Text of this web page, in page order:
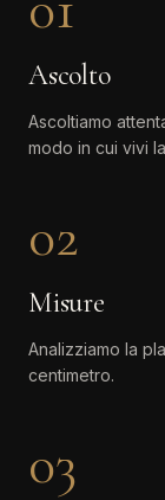
Ascolto
Ascoltiamo
modo in cui vivi
02
Misure
Analizziamo la
centimetro.
03